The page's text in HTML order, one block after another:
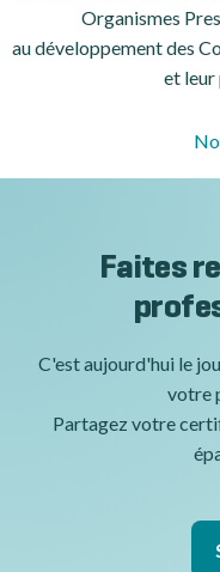
Organismes
au développement des
et leur
Faites
C'est aujourd'hui le
votre
Partagez votre